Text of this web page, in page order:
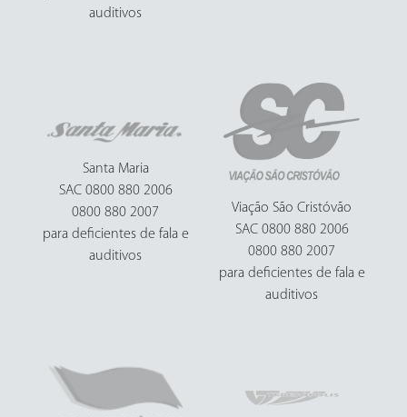
auditivos
Santa Maria
SAC 0800 880 2006
0800 880 2007
para deficientes de fala e
auditivos
Viação São Cristóvão
SAC 0800 880 2006
0800 880 2007
para deficientes de fala e
auditivos